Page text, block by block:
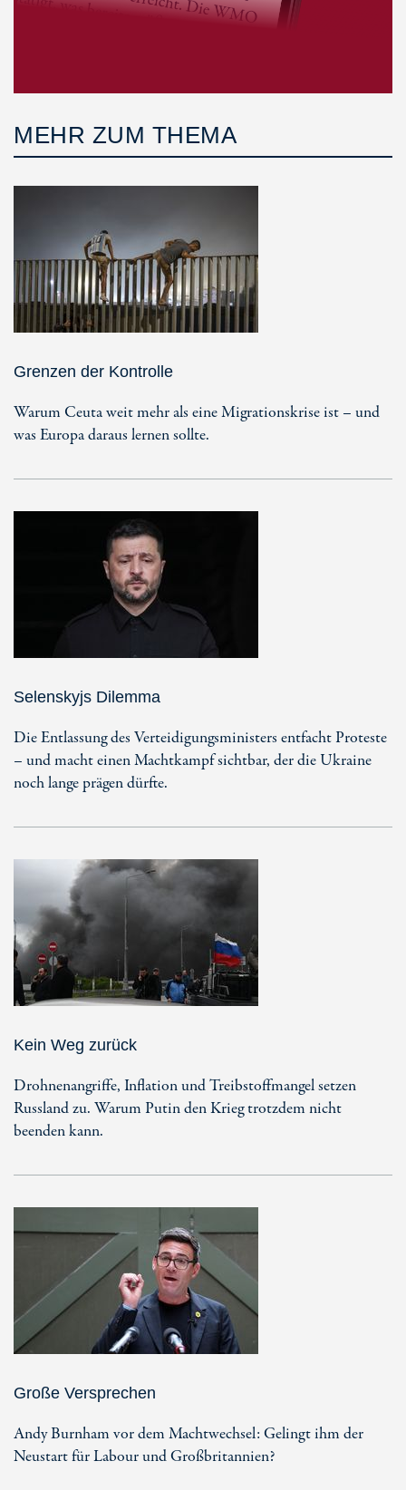
MEHR ZUM THEMA
Grenzen der Kontrolle
Warum Ceuta weit mehr als eine Migrationskrise ist – und
was Europa daraus lernen sollte.
Selenskyjs Dilemma
Die Entlassung des Verteidigungsministers entfacht Proteste
– und macht einen Machtkampf sichtbar, der die Ukraine
noch lange prägen dürfte.
Kein Weg zurück
Drohnenangriffe, Inflation und Treibstoffmangel setzen
Russland zu. Warum Putin den Krieg trotzdem nicht
beenden kann.
Große Versprechen
Andy Burnham vor dem Machtwechsel: Gelingt ihm der
Neustart für Labour und Großbritannien?